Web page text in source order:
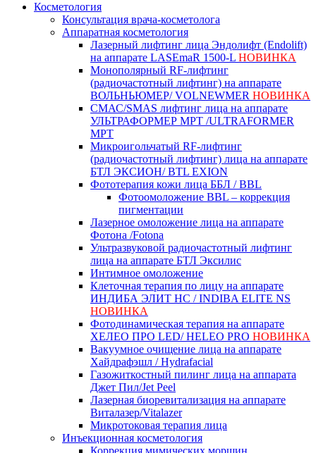
Косметология
Консультация врача-косметолога
Аппаратная косметология
Лазерный лифтинг лица Эндолифт (Endolift)
на аппарате LASEmaR 1500-L НОВИНКА
Монополярный RF‑лифтинг
(радиочастотный лифтинг) на аппарате
ВОЛЬНЬЮМЕР/ VOLNEWMER НОВИНКА
СМАС/SMAS лифтинг лица на аппарате
УЛЬТРАФОРМЕР MPT /ULTRAFORMER
MPT
Микроигольчатый RF-лифтинг
(радиочастотный лифтинг) лица на аппарате
БТЛ ЭКСИОН/ BTL EXION
Фототерапия кожи лица ББЛ / BBL
Фотоомоложение BBL – коррекция
пигментации
Лазерное омоложение лица на аппарате
Фотона /Fotona
Ультразвуковой радиочастотный лифтинг
лица на аппарате БТЛ Эксилис
Интимное омоложение
Клеточная терапия по лицу на аппарате
ИНДИБА ЭЛИТ НС / INDIBA ELITE NS
НОВИНКА
Фотодинамическая терапия на аппарате
ХЕЛЕО ПРО LED/ HELEO PRO НОВИНКА
Вакуумное очищение лица на аппарате
Хайдрафэшл / Hydrafacial
Газожиткостный пилинг лица на аппарата
Джет Пил/Jet Peel
Лазерная биоревитализация на аппарате
Виталазер/Vitalazer
Микротоковая терапия лица
Инъекционная косметология
Коррекция мимических морщин